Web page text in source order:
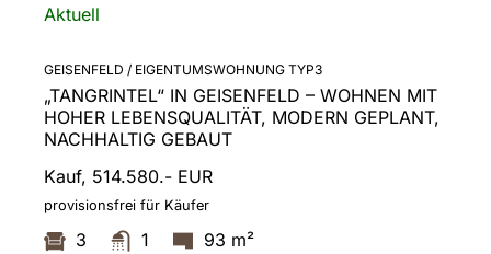
Aktuell
GEISENFELD / EIGENTUMSWOHNUNG TYP3
„TANGRINTEL“ IN GEISENFELD – WOHNEN MIT
HOHER LEBENSQUALITÄT, MODERN GEPLANT,
NACHHALTIG GEBAUT
Kauf, 514.580.- EUR
provisionsfrei für Käufer
3 1 93 m²